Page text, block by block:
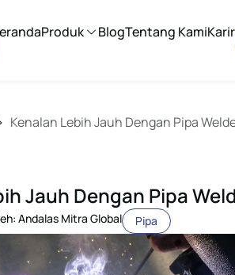
Produk BlogTentang KamiKarir
Kenalan Lebih Jauh Dengan Pipa
Jauh Dengan Pipa
Andalas Mitra Global Pipa